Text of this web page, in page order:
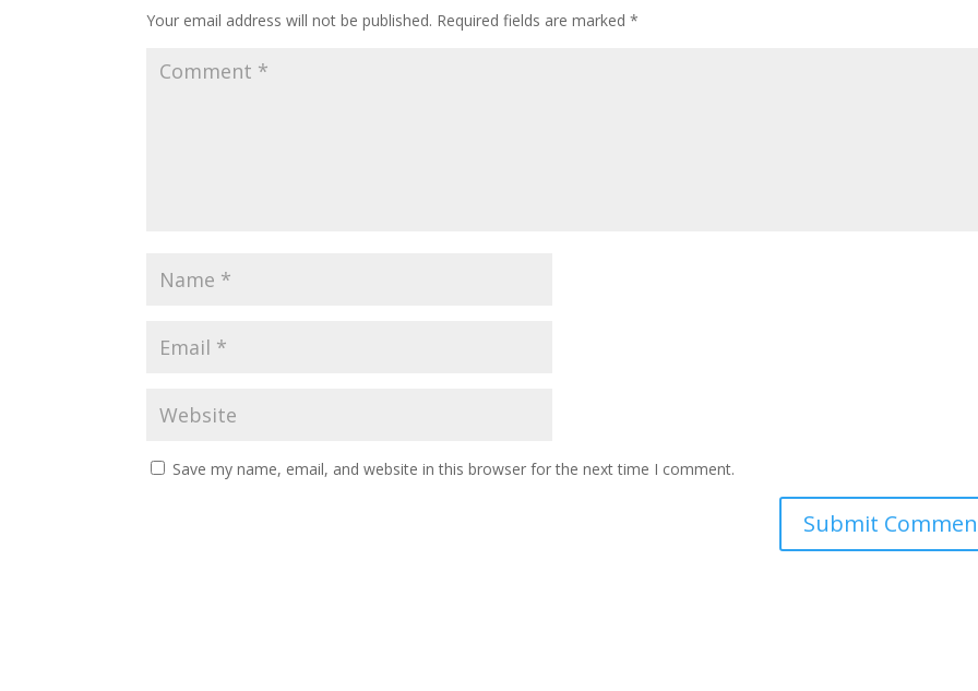
Your email address will not be published. Required fields are marked*
Save my name, email, and website in this browser for the next time I comment.